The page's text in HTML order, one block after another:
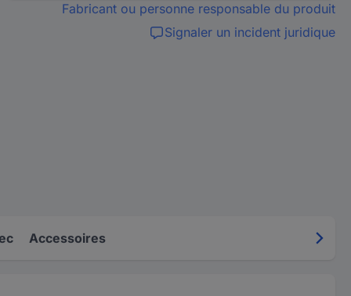
Fabricant ou personne responsable du produit
Signaler un incident juridique
Accessoires